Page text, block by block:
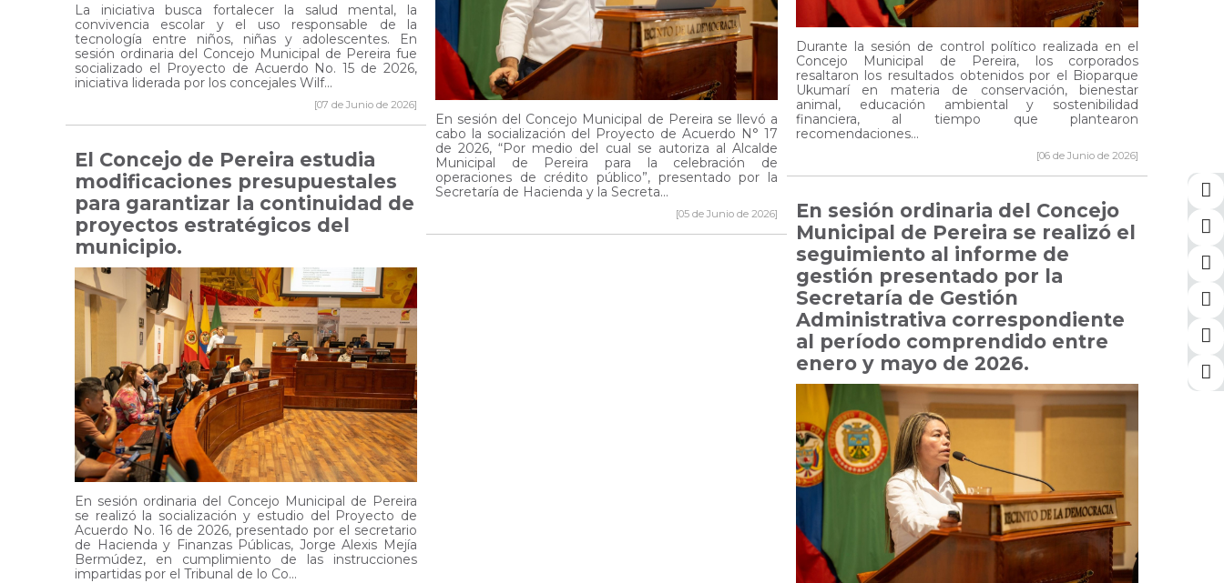
La iniciativa busca fortalecer la salud mental, la
convivencia escolar y el uso responsable de la
tecnología entre niños, niñas y adolescentes. En
sesión ordinaria del Concejo Municipal de Pereira fue
socializado el Proyecto de Acuerdo No. 15 de 2026,
iniciativa liderada por los concejales Wilf...
[07 de Junio de 2026]
Durante la sesión de control político realizada en el
Concejo Municipal de Pereira, los corporados
resaltaron los resultados obtenidos por el Bioparque
Ukumarí en materia de conservación, bienestar
animal, educación ambiental y sostenibilidad
financiera, al tiempo que plantearon
recomendaciones...
[06 de Junio de 2026]
En sesión del Concejo Municipal de Pereira se llevó a
cabo la socialización del Proyecto de Acuerdo N° 17
de 2026, “Por medio del cual se autoriza al Alcalde
Municipal de Pereira para la celebración de
operaciones de crédito público”, presentado por la
Secretaría de Hacienda y la Secreta...
[05 de Junio de 2026]
El Concejo de Pereira estudia
modificaciones presupuestales
para garantizar la continuidad de
proyectos estratégicos del
municipio.
En sesión ordinaria del Concejo Municipal de Pereira
se realizó la socialización y estudio del Proyecto de
Acuerdo No. 16 de 2026, presentado por el secretario
de Hacienda y Finanzas Públicas, Jorge Alexis Mejía
Bermúdez, en cumplimiento de las instrucciones
impartidas por el Tribunal de lo Co...
En sesión ordinaria del Concejo
Municipal de Pereira se realizó el
seguimiento al informe de
gestión presentado por la
Secretaría de Gestión
Administrativa correspondiente
al período comprendido entre
enero y mayo de 2026.